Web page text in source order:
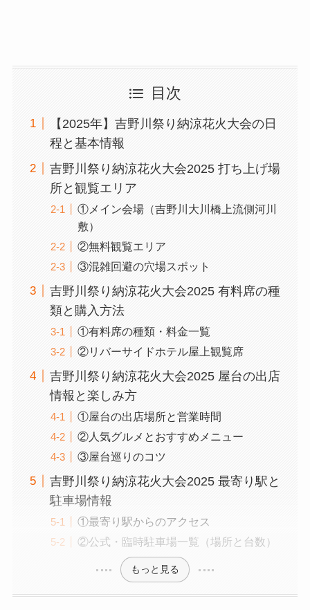
目次
【2025年】吉野川祭り納涼花火大会の日
程と基本情報
吉野川祭り納涼花火大会2025 打ち上げ場
所と観覧エリア
①メイン会場（吉野川大川橋上流側河川
敷）
②無料観覧エリア
③混雑回避の穴場スポット
吉野川祭り納涼花火大会2025 有料席の種
類と購入方法
①有料席の種類・料金一覧
②リバーサイドホテル屋上観覧席
吉野川祭り納涼花火大会2025 屋台の出店
情報と楽しみ方
①屋台の出店場所と営業時間
②人気グルメとおすすめメニュー
③屋台巡りのコツ
吉野川祭り納涼花火大会2025 最寄り駅と
駐車場情報
①最寄り駅からのアクセス
②公式・臨時駐車場一覧（場所と台数）
もっと見る